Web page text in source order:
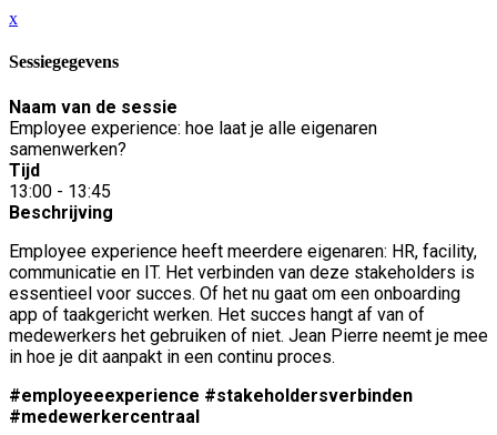
x
Sessiegegevens
Naam van de sessie
Employee experience: hoe laat je alle eigenaren
samenwerken?
Tijd
13:00 - 13:45
Beschrijving
Employee experience heeft meerdere eigenaren: HR, facility,
communicatie en IT. Het verbinden van deze stakeholders is
essentieel voor succes. Of het nu gaat om een onboarding
app of taakgericht werken. Het succes hangt af van of
medewerkers het gebruiken of niet. Jean Pierre neemt je mee
in hoe je dit aanpakt in een continu proces.
#employeeexperience #stakeholdersverbinden
#medewerkercentraal